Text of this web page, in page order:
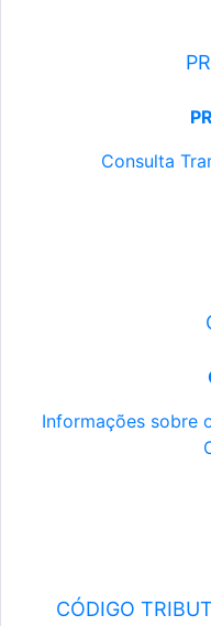
Consulta
Informações sobre
CÓDIGO